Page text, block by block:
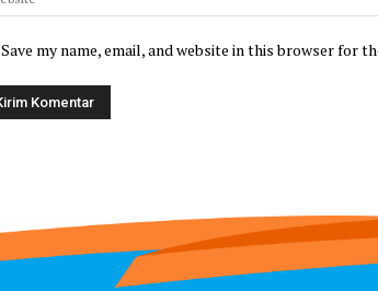
Save my name, email, and website in this browser for